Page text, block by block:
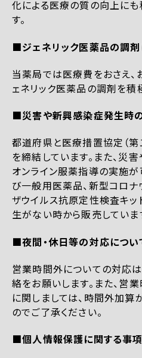
化による医療の質の向上に
す。
■ジェネリック医薬品の調剤
当薬局では医療費をおさえ
ェネリック医薬品の調剤を積
■災害や新興感染症発生時
都道府県と医療措置協定（
を締結しています。また、災
オンライン服薬指導の実施
び一般用医薬品、新型コロナ
ザウイルス抗原定性検査キ
生がない時から販売していま
■夜間・休日等の対応につい
営業時間外についての対応
絡をお願いします。また、営
に関しましては、時間外加算
のでご了承ください。
■個人情報保護に関する事項